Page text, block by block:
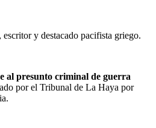
, escritor y destacado pacifista griego.
al presunto criminal de guerra
por el Tribunal de La Haya por